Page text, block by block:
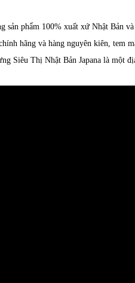
phẩm 100% xuất xứ Nhật Bản
hãng và hàng nguyên kiên, tem
Siêu Thị Nhật Bản Japana là một